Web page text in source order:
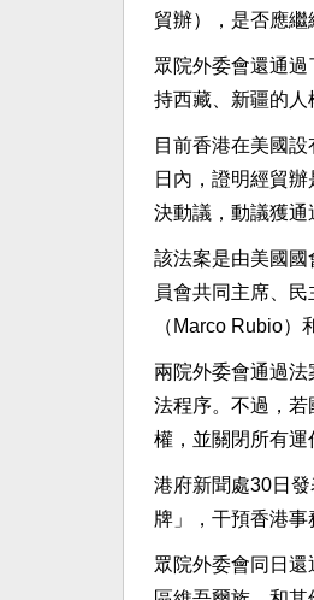
貿辦），是否應繼
眾院外委會還通
持西藏、新疆的人
目前香港在美國
日內，證明經貿
決動議，動議獲通
該法案是由美國
員會共同主席、
（Marco Rubio
兩院外委會通過
法程序。不過，
權，並關閉所有運
港府新聞處30日
牌」，干預香港事
眾院外委會同日